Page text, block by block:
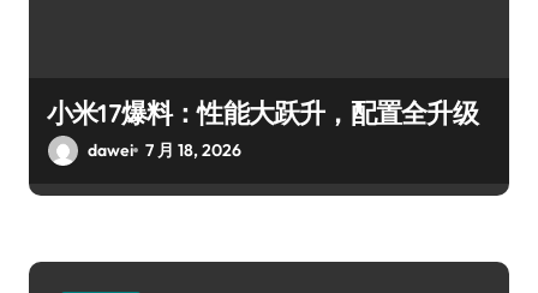
小米17爆料：性能大跃升，配置全升级
dawei 7 月 18, 2026